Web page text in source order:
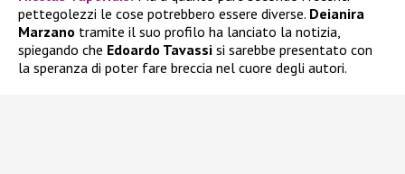
pettegolezzi le cose potrebbero essere diverse. Deianira
Marzano tramite il suo profilo ha lanciato la notizia,
spiegando che Edoardo Tavassi si sarebbe presentato con
la speranza di poter fare breccia nel cuore degli autori.